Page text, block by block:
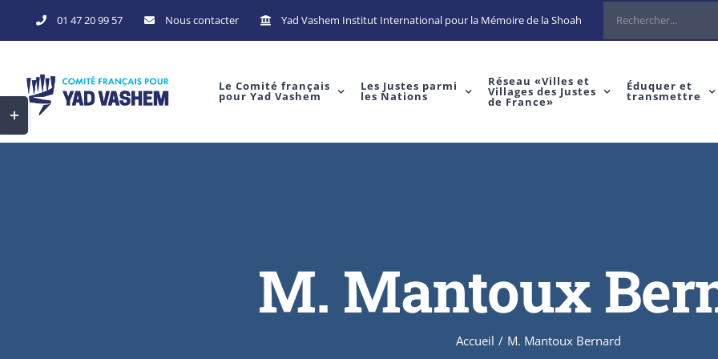
to
01 47 20 99 57 Nous contacter Yad Vashem Institut International pour la Mémoire de la Shoah Rechercher
Le Comité français
pour Yad Vashem
Les Justes parmi
les Nations
Réseau «Villes et
Villages des Justes
de France»
Éduquer et
transmettre
M. Mantoux
Accueil / M. Mantoux Bernard
Toggle
Sliding